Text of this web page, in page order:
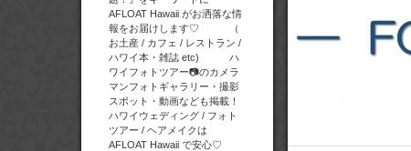
AFLOAT Hawaii がお洒落な情
報をお届けします♡ （
お土産 / カフェ / レストラン /
ハワイ本・雑誌 etc) ハ
ワイフォトツアー📷のカメラ
マンフォトギャラリー・撮影
スポット・動画なども掲載！
ハワイウェディング / フォト
ツアー / ヘアメイクは
AFLOAT Hawaii で安心♡